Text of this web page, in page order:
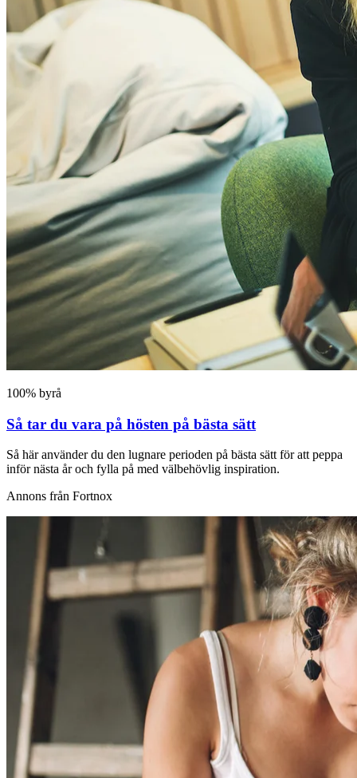
100% byrå
Så tar du vara på hösten på bästa sätt
Så här använder du den lugnare perioden på bästa sätt för att peppa
inför nästa år och fylla på med välbehövlig inspiration.
Annons från Fortnox